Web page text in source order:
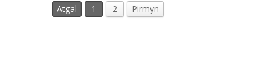
Atgal 1 2 Pirmyn